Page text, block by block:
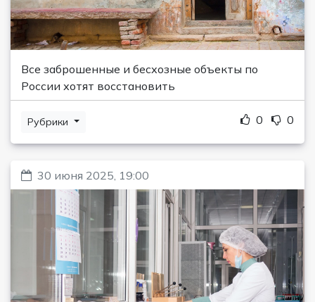
Все заброшенные и бесхозные объекты по
России хотят восстановить
Рубрики 0 0
30 июня 2025, 19:00